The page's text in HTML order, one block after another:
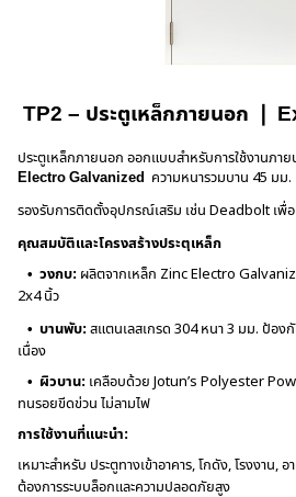
TP2 – ประตูเหล็กภายนอก ❘
ประตูเหล็กภายนอก ออกแบบสำหรับการใช้งานภา
Electro Galvanized ความหนารวมบาน 45 มม.
รองรับการติดตั้งอุปกรณ์เสริม เช่น Deadbolt เพื่
คุณสมบัติและโครงสร้างประตุเหล็ก
• วงกบ: ผลิตจากเหล็ก Zinc Electro
2x4 นิ้ว
• บานพับ: สแตนเลสเกรด 304 หนา 3 มม. ป้อง
เนื่อง
• ผิวบาน: เคลือบด้วย Jotun’s Polyester
ทนรอยขีดข่วน ไม่ลามไฟ
การใช้งานที่แนะนำ:
เหมาะสำหรับ ประตูทางเข้าอาคาร, โกดัง, โรงงาน,
ต้องการระบบล็อกและความปลอดภัยสูง